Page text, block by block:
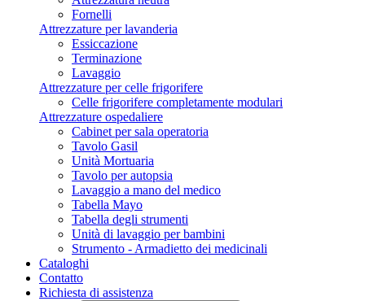
Fornelli
Attrezzature per lavanderia
Essiccazione
Terminazione
Lavaggio
Attrezzature per celle frigorifere
Celle frigorifere completamente modulari
Attrezzature ospedaliere
Cabinet per sala operatoria
Tavolo Gasil
Unità Mortuaria
Tavolo per autopsia
Lavaggio a mano del medico
Tabella Mayo
Tabella degli strumenti
Unità di lavaggio per bambini
Strumento - Armadietto dei medicinali
Cataloghi
Contatto
Richiesta di assistenza